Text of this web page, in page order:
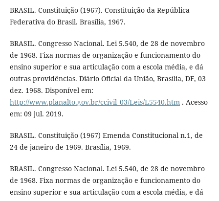
BRASIL. Constituição (1967). Constituição da República
Federativa do Brasil. Brasília, 1967.
BRASIL. Congresso Nacional. Lei 5.540, de 28 de novembro
de 1968. Fixa normas de organização e funcionamento do
ensino superior e sua articulação com a escola média, e dá
outras providências. Diário Oficial da União, Brasília, DF, 03
dez. 1968. Disponível em:
http://www.planalto.gov.br/ccivil_03/Leis/L5540.htm . Acesso
em: 09 jul. 2019.
BRASIL. Constituição (1967) Emenda Constitucional n.1, de
24 de janeiro de 1969. Brasília, 1969.
BRASIL. Congresso Nacional. Lei 5.540, de 28 de novembro
de 1968. Fixa normas de organização e funcionamento do
ensino superior e sua articulação com a escola média, e dá